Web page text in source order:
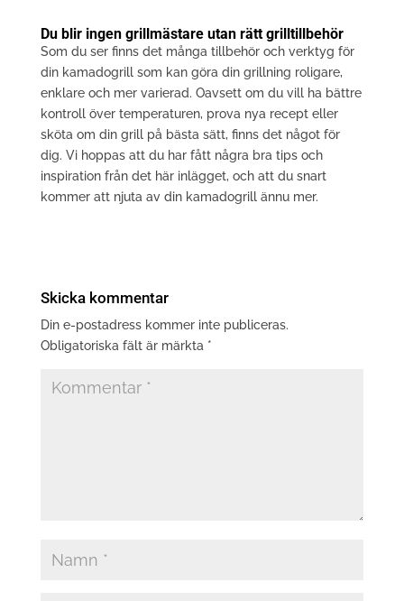
Du blir ingen grillmästare utan rätt grilltillbehör
Som du ser finns det många tillbehör och verktyg för
din kamadogrill som kan göra din grillning roligare,
enklare och mer varierad. Oavsett om du vill ha bättre
kontroll över temperaturen, prova nya recept eller
sköta om din grill på bästa sätt, finns det något för
dig. Vi hoppas att du har fått några bra tips och
inspiration från det här inlägget, och att du snart
kommer att njuta av din kamadogrill ännu mer.
Skicka kommentar
Din e-postadress kommer inte publiceras.
Obligatoriska fält är märkta *